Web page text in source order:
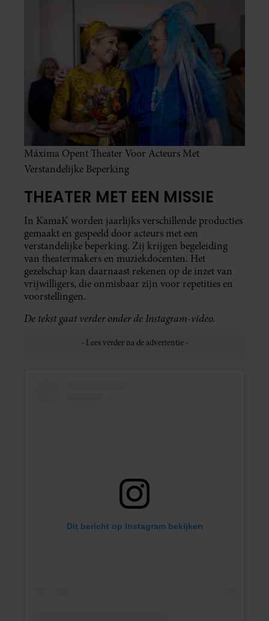
Máxima Opent Theater Voor Acteurs Met
Verstandelijke Beperking
THEATER MET EEN MISSIE
In KamaK worden jaarlijks verschillende producties
gemaakt en gespeeld door acteurs met een
verstandelijke beperking. Zij krijgen begeleiding
van theatermakers en muziekdocenten. Het
gezelschap kan daarnaast rekenen op de inzet van
vrijwilligers, die onmisbaar zijn voor repetities en
voorstellingen.
De tekst gaat verder onder de Instagram-video.
Dit bericht op Instagram bekijken